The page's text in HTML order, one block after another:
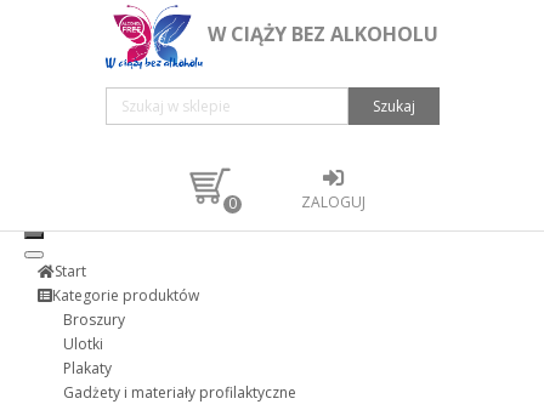
W CIĄŻY BEZ ALKOHOLU
Szukaj
0 ZALOGUJ
Start
Kategorie produktów
Broszury
Ulotki
Plakaty
Gadżety i materiały profilaktyczne